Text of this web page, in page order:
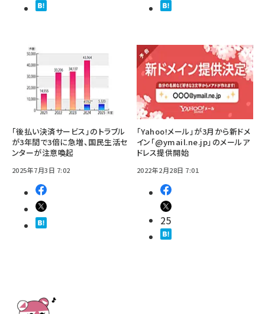
「後払い決済サービス」のトラブル
が3年間で3倍に急増、国民生活セ
ンターが注意喚起
2025年7月3日 7:02
「Yahoo!メール」が3月から新ドメ
イン「@ymail.ne.jp」のメールア
ドレス提供開始
2022年2月28日 7:01
25